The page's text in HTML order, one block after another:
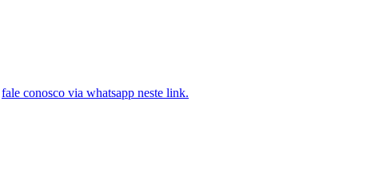
fale conosco via whatsapp neste link.